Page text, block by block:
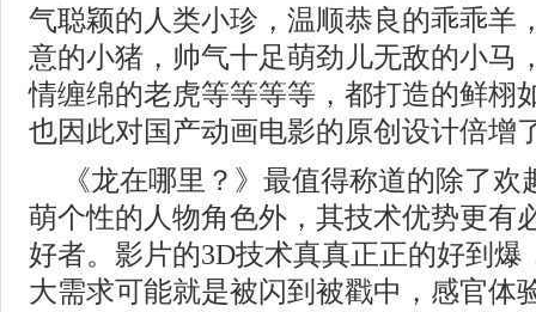
气聪颖的人类小珍，温顺恭良的乖乖羊
意的小猪，帅气十足萌劲儿无敌的小马
情缠绵的老虎等等等等，都打造的鲜栩
也因此对国产动画电影的原创设计倍增
《龙在哪里？》最值得称道的除了
萌个性的人物角色外，其技术优势更有
好者。影片的3D技术真真正正的好到爆
大需求可能就是被闪到被戳中，感官体